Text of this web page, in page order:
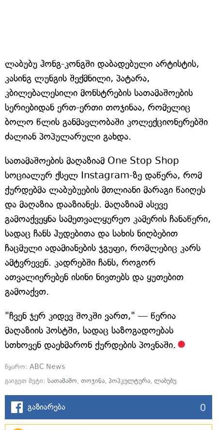
ლაბუბუ ჰონგ-კონგში დაბადებული არტისტის,
კასინგ ლუნგის შექმნილი, პატარა,
კბილებალესილი მონსტრების სათამაშოების
სერიებიდან ერთ-ერთი თოჯინაა, რომელიც
ბოლო წლის განმავლობაში კოლექციონერებში
ძალიან პოპულარული გახდა.
სათამაშოების მაღაზიამ One Stop Shop
სოციალურ ქსელ Instagram-ზე დაწერა, რომ
ქურდებმა ლაბუბუების მთლიანი მარაგი წაიღეს
და მაღაზია დააზიანეს. მაღაზიამ ასევე
გამოაქვეყნა სამეთვალყურეო კამერის ჩანაწერი,
სადაც ჩანს ჰუდებითა და სახის ნიღბებით
ჩაცმული ადამიანების ჯგუფი, რომლებიც კარს
ამტვრევენ. კადრებში ჩანს, როგორ
ათვალიერებენ ისინი ნივთებს და ყუთებით
გამოაქვთ.
"ჩვენ ჯერ კიდევ შოკში ვართ," — წერია
მაღაზიის პოსტში, სადაც საზოგადოებას
სთხოვენ დაეხმარონ ქურდების პოვნაში.
წყარო: ABC News
გაიგეთ მეტი: სათამაშო, თოჯინა, პოპკულტურა, ლაბუბუ
გაზიარება 0